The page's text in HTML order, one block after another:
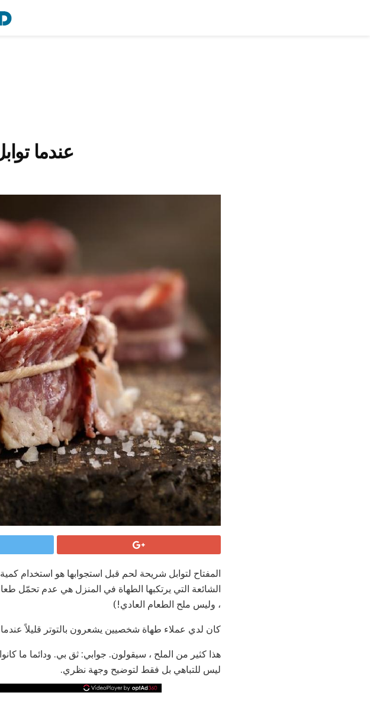
عندما
المفتاح لتوابل شريحة لحم قبل استجوابها هو استخدام
الشائعة التي يرتكبها الطهاة في المنزل هي عدم تحمّل
، وليس ملح الطعام العادي!)
كان لدي عملاء طهاة شخصيين يشعرون بالتوتر قليلاً
هذا كثير من الملح ، سيقولون. جوابي: ثق بي. ودائما ما
ليس للتباهي بل فقط لتوضيح وجهة نظري.